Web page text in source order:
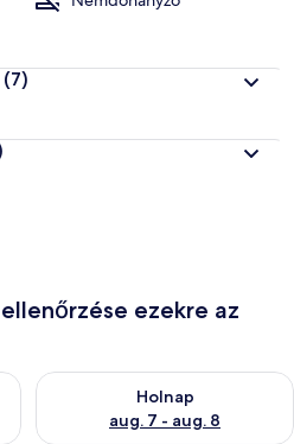
(7)
ezekre az
aug. 6 - aug. 7
Holnap
aug. 7 - aug. 8
A holnapi rendelkezésre állás